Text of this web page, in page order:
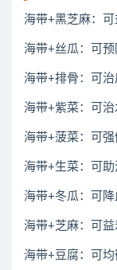
海带+黑芝麻：
海带+丝瓜：可
海带+排骨：可
海带+紫菜：可治
海带+菠菜：可强
海带+生菜：可
海带+冬瓜：可
海带+芝麻：可益
海带+豆腐：可